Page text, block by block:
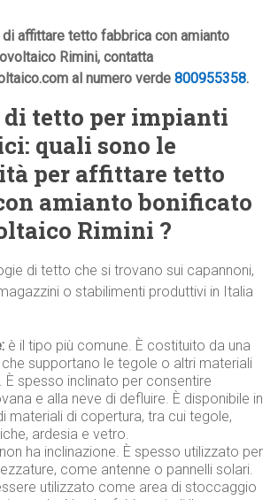
affittare tetto fabbrica con amianto
Rimini, contatta
al numero verde800955358.
tetto per impianti
quali sono le
per affittare tetto
amianto bonificato
Rimini ?
di tetto che si trovano sui capannoni,
o stabilimenti produttivi in Italia
è il tipo più comune. È costituito da una
supportano le tegole o altri materiali
È spesso inclinato per consentire
e alla neve di defluire. È disponibile in
materiali di copertura, tra cui tegole,
ardesia e vetro.
non ha inclinazione. È spesso utilizzato per
come antenne o pannelli solari.
utilizzato come area di stoccaggio